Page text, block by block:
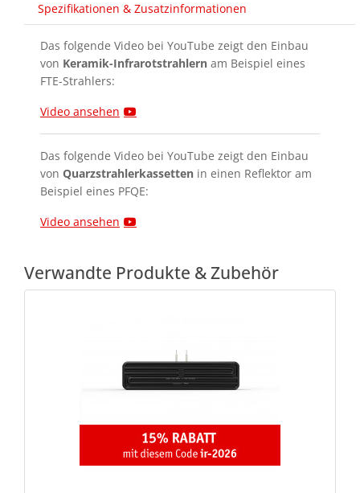
Spezifikationen & Zusatzinformationen
Das folgende Video bei YouTube zeigt den Einbau
von Keramik-Infrarotstrahlern am Beispiel eines
FTE-Strahlers:
Video ansehen
Das folgende Video bei YouTube zeigt den Einbau
von Quarzstrahlerkassetten in einen Reflektor am
Beispiel eines PFQE:
Video ansehen
Verwandte Produkte & Zubehör